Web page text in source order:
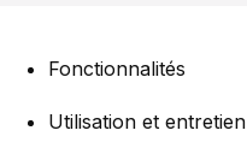
Fonctionnalités
Utilisation et entretien